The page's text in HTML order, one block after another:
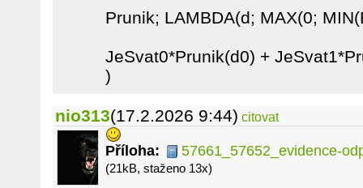
Prunik; LAMBDA(d; MAX(0;
JeSvat0*Prunik(d0) +
)
nio313(17.2.2026 9:44) citovat
Příloha: 57661_57652_evidence-
(21kB, staženo 13x)